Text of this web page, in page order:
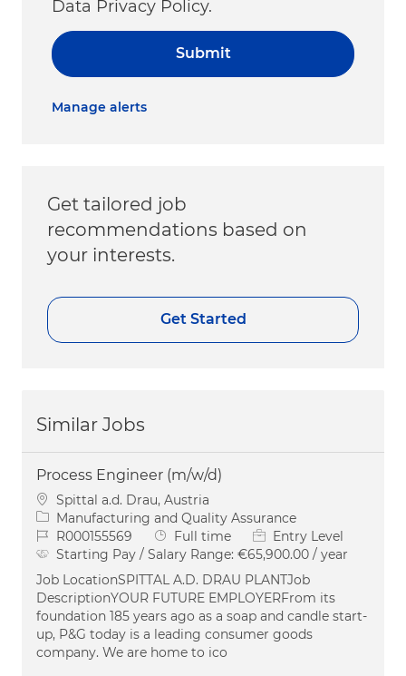
Data Privacy Policy.
Submit
Manage alerts
Get tailored job
recommendations based on
your interests.
Get Started
Similar Jobs
Process Engineer (m/w/d)
Location
Spittal a.d. Drau, Austria
Category
Manufacturing and Quality Assurance
Job IdR000155569 Job Type
Full time
Entry Level
Starting Pay / Salary Range: €65,900.00 / year
Job LocationSPITTAL A.D. DRAU PLANTJob
DescriptionYOUR FUTURE EMPLOYERFrom its
foundation 185 years ago as a soap and candle start-
up, P&G today is a leading consumer goods
company. We are home to ico